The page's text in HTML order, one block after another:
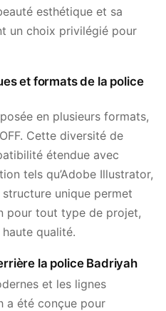
esthétique et sa
un choix privilégié pour
et formats de la police
en plusieurs formats,
Cette diversité de
étendue avec
tels qu’Adobe Illustrator,
structure unique permet
pour tout type de projet,
qualité.
la police Badriyah
et les lignes
a été conçue pour